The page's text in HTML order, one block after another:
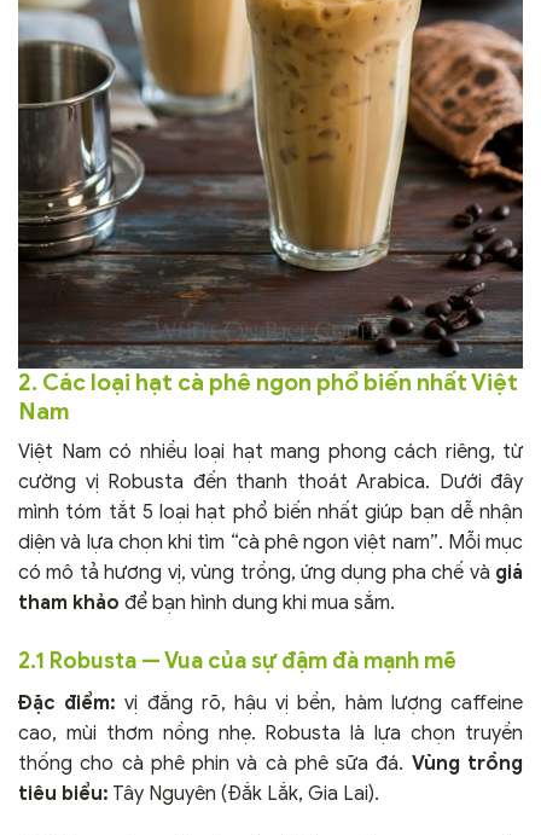
2. Các loại hạt cà phê ngon phổ biến nhất Việt
Nam
Việt Nam có nhiều loại hạt mang phong cách riêng, từ
cường vị Robusta đến thanh thoát Arabica. Dưới đây
mình tóm tắt 5 loại hạt phổ biến nhất giúp bạn dễ nhận
diện và lựa chọn khi tìm “cà phê ngon việt nam”. Mỗi mục
có mô tả hương vị, vùng trồng, ứng dụng pha chế và giá
tham khảo để bạn hình dung khi mua sắm.
2.1 Robusta — Vua của sự đậm đà mạnh mẽ
Đặc điểm: vị đắng rõ, hậu vị bền, hàm lượng caffeine
cao, mùi thơm nồng nhẹ. Robusta là lựa chọn truyền
thống cho cà phê phin và cà phê sữa đá. Vùng trồng
tiêu biểu: Tây Nguyên (Đắk Lắk, Gia Lai).